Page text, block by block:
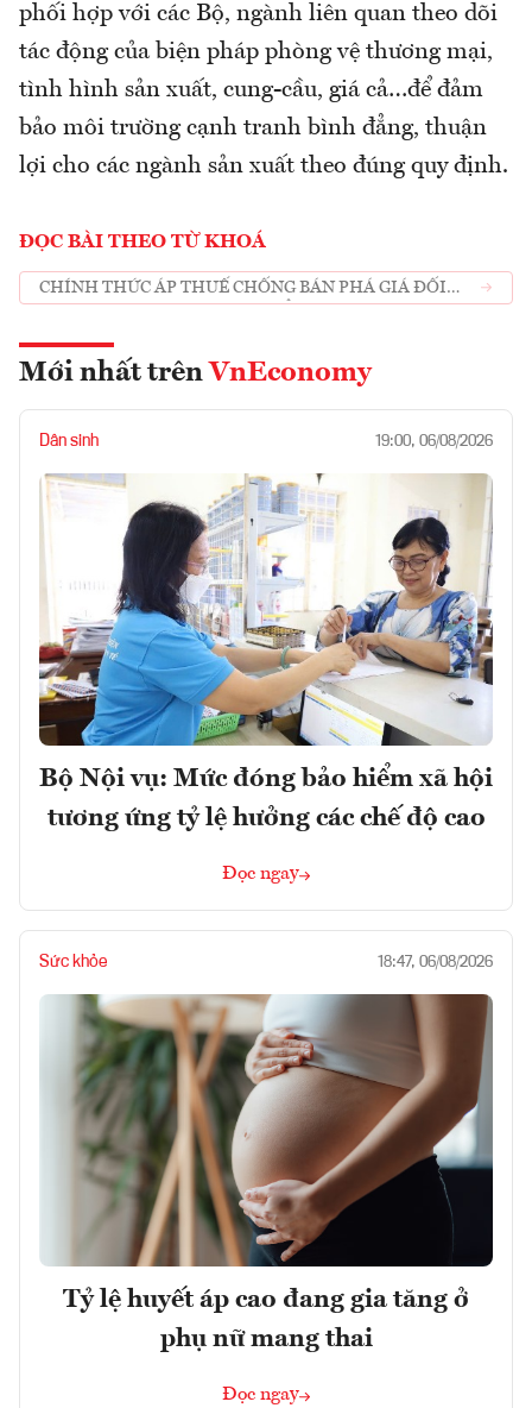
phối hợp với các Bộ, ngành liên quan theo dõi
tác động của biện pháp phòng vệ thương mại,
tình hình sản xuất, cung-cầu, giá cả…để đảm
bảo môi trường cạnh tranh bình đẳng, thuận
lợi cho các ngành sản xuất theo đúng quy định.
ĐỌC BÀI THEO TỪ KHOÁ
CHÍNH THỨC ÁP THUẾ CHỐNG BÁN PHÁ GIÁ ĐỐI
Mới nhất trên VnEconomy
Dân sinh 19:00, 06/08/2026
Bộ Nội vụ: Mức đóng bảo hiểm xã hội
tương ứng tỷ lệ hưởng các chế độ cao
Đọc ngay
Sức khỏe 18:47, 06/08/2026
Tỷ lệ huyết áp cao đang gia tăng ở
phụ nữ mang thai
Đọc ngay